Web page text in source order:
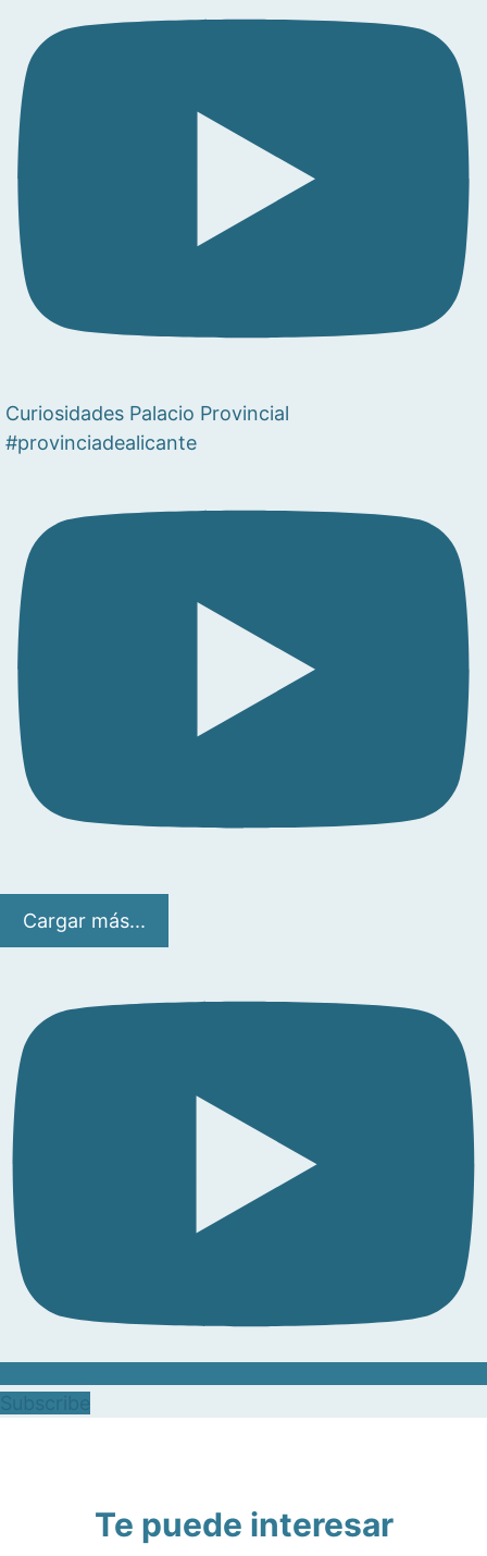
Curiosidades Palacio Provincial
#provinciadealicante
Cargar más...
Te puede interesar